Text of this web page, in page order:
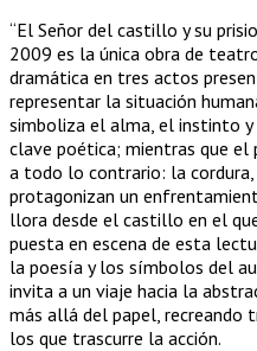
“El Señor del castillo y su
2009 es la única obra de
dramática en tres actos
representar la situación
simboliza el alma, el instinto y
clave poética; mientras que el
a todo lo contrario: la
protagonizan un
llora desde el castillo en el
puesta en escena de esta
la poesía y los símbolos del
invita a un viaje hacia la
más allá del papel, recreando
los que trascurre la acción.